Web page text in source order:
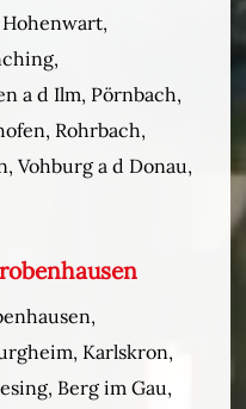
a d Ilm, Pörnbach,
Rohrbach,
Vohburg a d Donau,
Karlskron,
Berg im Gau,